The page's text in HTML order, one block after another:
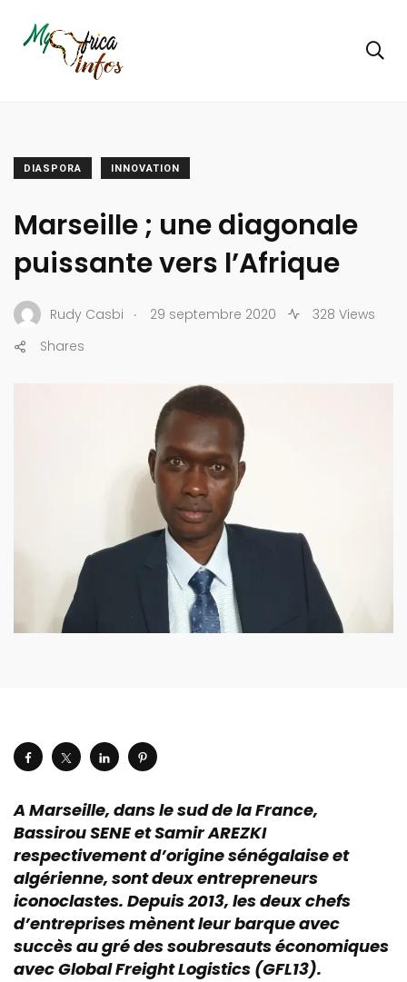
DIASPORA INNOVATION
Marseille ; une diagonale
puissante vers l’Afrique
Rudy Casbi . 29 septembre 2020
328 Views
Shares
A Marseille, dans le sud de la France,
Bassirou SENE et Samir AREZKI
respectivement d’origine sénégalaise et
algérienne, sont deux entrepreneurs
iconoclastes. Depuis 2013, les deux chefs
d’entreprises mènent leur barque avec
succès au gré des soubresauts économiques
avec Global Freight Logistics (GFL13).